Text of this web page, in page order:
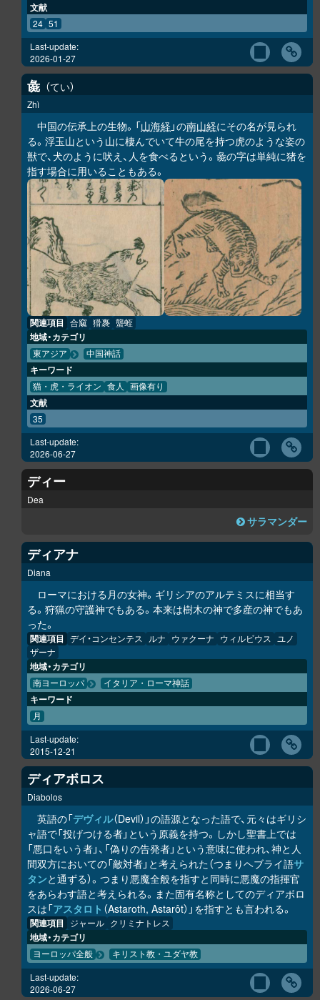
文献
24 51
Last-update:
2026-01-27
彘 てい
Zhì
中国の伝承上の生物。「山海経 」の南山経にその名が見られ
る。浮玉山という山に棲んでいて牛の尾を持つ虎のような姿の
獣で、犬のように吠え、人を食べるという。彘の字は単純に猪を
指す場合に用いることもある。
関連項目 合窳 猾褢 蠪蛭
地域・カテゴリ
東アジア 中国神話
キーワード
猫・虎・ライオン 食人 画像有り
文献
35
Last-update:
2026-06-27
ディー
Dea
サラマンダー
ディアナ
Diana
ローマにおける月の女神。ギリシアのアルテミスに相当す
る。狩猟の守護神でもある。本来は樹木の神で多産の神でもあ
った。
関連項目 デイ・コンセンテス ルナ ウァクーナ ウィルビウス
ユノ
ザーナ
地域・カテゴリ
南ヨーロッパ イタリア・ローマ神話
キーワード
月
Last-update:
2015-12-21
ディアボロス
Diabolos
英語の「デヴィル（Devil）」の語源となった語で、元々はギリシ
ャ語で「投げつける者」という原義を持つ。しかし聖書上では
「悪口をいう者」、「偽りの告発者」という意味に使われ、神と人
間双方においての「敵対者」と考えられた（つまりヘブライ語サ
タンと通ずる）。つまり悪魔全般を指すと同時に悪魔の指揮官
をあらわす語と考えられる。また固有名称としてのディアボロ
スは「アスタロト （Astaroth, Astarôt）」を指すとも言われる。
関連項目 ジャール クリミナトレス
地域・カテゴリ
ヨーロッパ全般 キリスト教・ユダヤ教
Last-update:
2026-06-27